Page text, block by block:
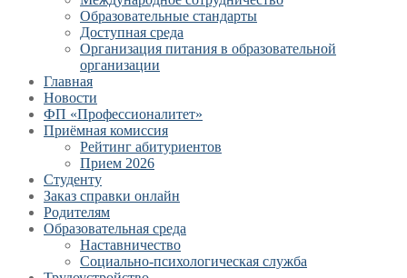
Образовательные стандарты
Доступная среда
Организация питания в образовательной
организации
Главная
Новости
ФП «Профессионалитет»
Приёмная комиссия
Рейтинг абитуриентов
Прием 2026
Студенту
Заказ справки онлайн
Родителям
Образовательная среда
Наставничество
Социально-психологическая служба